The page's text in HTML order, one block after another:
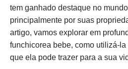
tem ganhado destaque no
principalmente por suas
artigo, vamos explorar em
funchicorea bebe, como utilizá-
que ela pode trazer para a sua